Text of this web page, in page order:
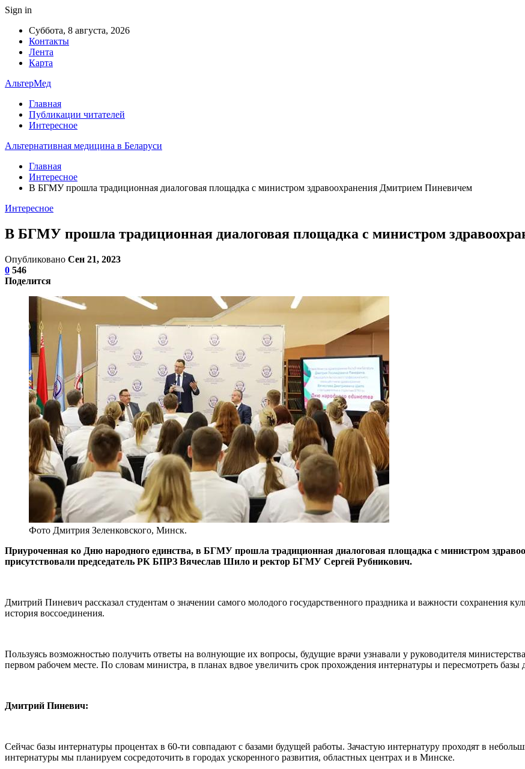
Sign in
Суббота, 8 августа, 2026
Контакты
Лента
Карта
АльтерМед
Главная
Публикации читателей
Интересное
Альтернативная медицина в Беларуси
Главная
Интересное
В БГМУ прошла традиционная диалоговая площадка с министром здравоохранения Дмитрием Пиневичем
Интересное
В БГМУ прошла традиционная диалоговая площадка с министром
Опубликовано Сен 21, 2023
0 546
Поделится
Фото Дмитрия Зеленковского, Минск.
Приуроченная ко Дню народного единства, в БГМУ прошла традиционная диалоговая площадка с министром
присутствовали председатель РК БПРЗ Вячеслав Шило и ректор БГМУ Сергей Рубникович.
Дмитрий Пиневич рассказал студентам о значении самого молодого государственного праздника и важности сохранения
история воссоединения.
Пользуясь возможностью получить ответы на волнующие их вопросы, будущие врачи узнавали у руководителя
первом рабочем месте. По словам министра, в планах вдвое увеличить срок прохождения интернатуры и пересмотреть базы
Дмитрий Пиневич:
Сейчас базы интернатуры процентах в 60-ти совпадают с базами будущей работы. Зачастую интернатуру проходят в
интернатуры мы планируем сосредоточить в городах ускоренного развития, областных центрах и в Минске.